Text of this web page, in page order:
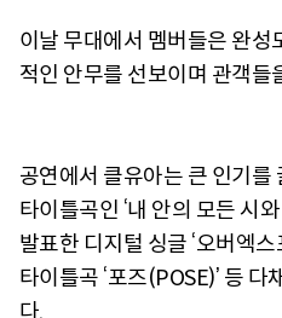
이날 무대에서 멤버들은 완성
적인 안무를 선보이며 관객들
공연에서 클유아는 큰 인기를
타이틀곡인 ‘내 안의 모든 시
발표한 디지털 싱글 ‘오버엑
타이틀곡 ‘포즈(POSE)’ 등
다.